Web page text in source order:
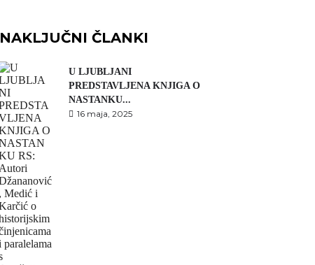
NAKLJUČNI ČLANKI
U LJUBLJANI
PREDSTAVLJENA KNJIGA O
NASTANKU...
16 maja, 2025